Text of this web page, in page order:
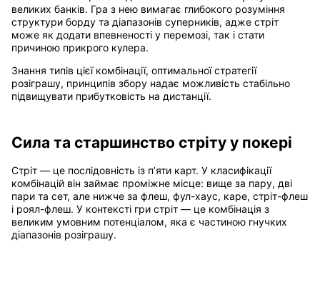
великих банків. Гра з нею вимагає глибокого розуміння
структури борду та діапазонів суперників, адже стріт
може як додати впевненості у перемозі, так і стати
причиною прикрого кулера.
Знання типів цієї комбінації, оптимальної стратегії
розіграшу, принципів збору надає можливість стабільно
підвищувати прибутковість на дистанції.
Сила та старшинство стріту у покері
Стріт — це послідовність із п’яти карт. У класифікації
комбінацій він займає проміжне місце: вище за пару, дві
пари та сет, але нижче за флеш, фул-хаус, каре, стріт-флеш
і роял-флеш. У контексті гри стріт — це комбінація з
великим умовним потенціалом, яка є частиною гнучких
діапазонів розіграшу.